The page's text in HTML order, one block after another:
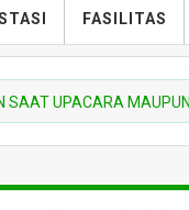
FASILITAS
MAUPUN